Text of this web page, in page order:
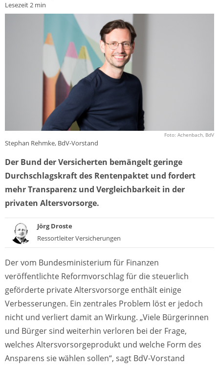
Lesezeit 2 min
Foto: Achenbach, BdV
Stephan Rehmke, BdV-Vorstand
Der Bund der Versicherten bemängelt geringe
Durchschlagskraft des Rentenpaktet und fordert
mehr Transparenz und Vergleichbarkeit in der
privaten Altersvorsorge.
Jörg Droste
Ressortleiter Versicherungen
Der vom Bundesministerium für Finanzen
veröffentlichte Reformvorschlag für die steuerlich
geförderte private Altersvorsorge enthält einige
Verbesserungen. Ein zentrales Problem löst er jedoch
nicht und verliert damit an Wirkung. „Viele Bürgerinnen
und Bürger sind weiterhin verloren bei der Frage,
welches Altersvorsorgeprodukt und welche Form des
Ansparens sie wählen sollen“, sagt BdV-Vorstand